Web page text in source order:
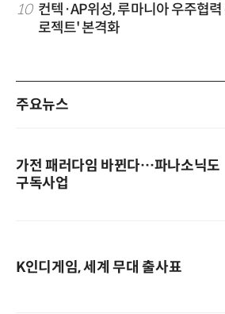
10 컨텍·AP위성, 루마니아 우주협
로젝트' 본격화
주요뉴스
가전 패러다임 바뀐다…파나소닉도
구독사업
K인디게임, 세계 무대 출사표